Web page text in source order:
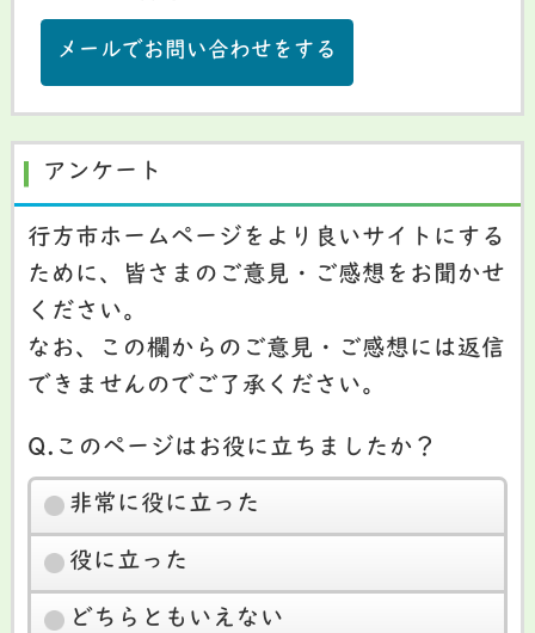
メールでお問い合わせをする
アンケート
行方市ホームページをより良いサイトにする
ために、皆さまのご意見・ご感想をお聞かせ
ください。
なお、この欄からのご意見・ご感想には返信
できませんのでご了承ください。
Q.このページはお役に立ちましたか？
非常に役に立った
役に立った
どちらともいえない